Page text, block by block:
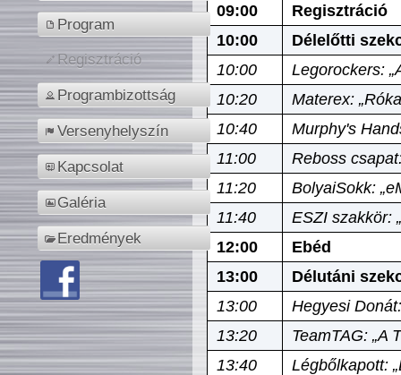
Program
Regisztráció
Programbizottság
Versenyhelyszín
Kapcsolat
Galéria
Eredmények
09:00
Regisztráció
10:00
Délelőtti
10:00
Legorockers:
10:20
Materex:
10:40
Murphy's
11:00
Reboss
11:20
BolyaiSokk:
11:40
ESZI szakkör:
12:00
Ebéd
13:00
Délutáni
13:00
Hegyesi
13:20
TeamTAG: „A
13:40
Légbőlkapott: